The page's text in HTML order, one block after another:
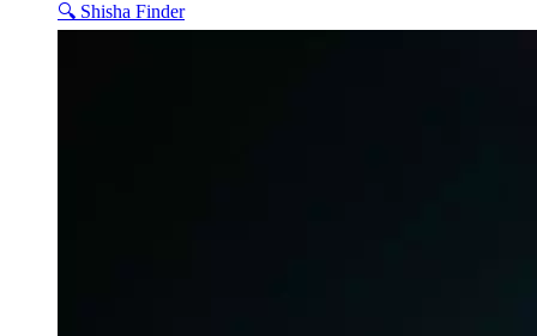
🔍 Shisha Finder